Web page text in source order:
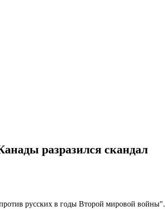
разразился скандал
русских в годы Второй мировой войны".